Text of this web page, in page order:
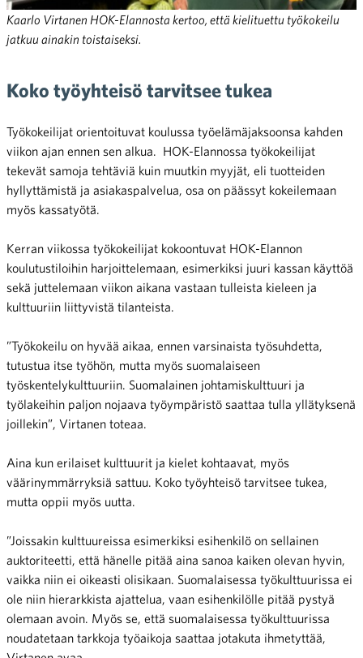
Kaarlo Virtanen HOK-Elannosta kertoo, että kielituettu työkokeilu
jatkuu ainakin toistaiseksi.
Koko työyhteisö tarvitsee tukea
Työkokeilijat orientoituvat koulussa työelämäjaksoonsa kahden
viikon ajan ennen sen alkua. HOK-Elannossa työkokeilijat
tekevät samoja tehtäviä kuin muutkin myyjät, eli tuotteiden
hyllyttämistä ja asiakaspalvelua, osa on päässyt kokeilemaan
myös kassatyötä.
Kerran viikossa työkokeilijat kokoontuvat HOK-Elannon
koulutustiloihin harjoittelemaan, esimerkiksi juuri kassan käyttöä
sekä juttelemaan viikon aikana vastaan tulleista kieleen ja
kulttuuriin liittyvistä tilanteista.
”Työkokeilu on hyvää aikaa, ennen varsinaista työsuhdetta,
tutustua itse työhön, mutta myös suomalaiseen
työskentelykulttuuriin. Suomalainen johtamiskulttuuri ja
työlakeihin paljon nojaava työympäristö saattaa tulla yllätyksenä
joillekin”, Virtanen toteaa.
Aina kun erilaiset kulttuurit ja kielet kohtaavat, myös
väärinymmärryksiä sattuu. Koko työyhteisö tarvitsee tukea,
mutta oppii myös uutta.
”Joissakin kulttuureissa esimerkiksi esihenkilö on sellainen
auktoriteetti, että hänelle pitää aina sanoa kaiken olevan hyvin,
vaikka niin ei oikeasti olisikaan. Suomalaisessa työkulttuurissa ei
ole niin hierarkkista ajattelua, vaan esihenkilölle pitää pystyä
olemaan avoin. Myös se, että suomalaisessa työkulttuurissa
noudatetaan tarkkoja työaikoja saattaa jotakuta ihmetyttää,